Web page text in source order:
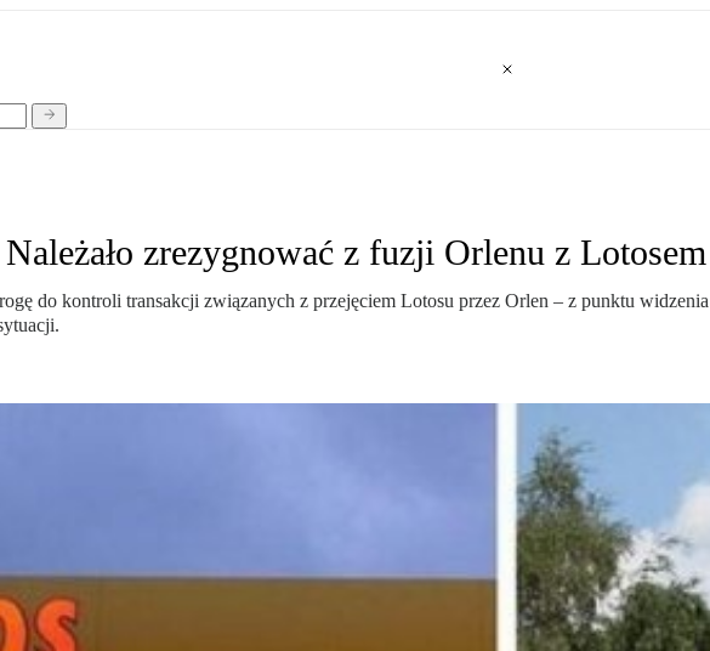
zrezygnować z fuzji Orlenu z Lotosem
do kontroli transakcji związanych z przejęciem Lotosu przez Orlen – z punktu